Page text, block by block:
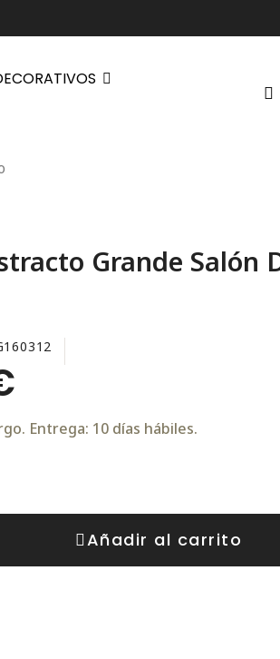
Grande Salón
Entrega: 10 días hábiles.
Añadir al carrito